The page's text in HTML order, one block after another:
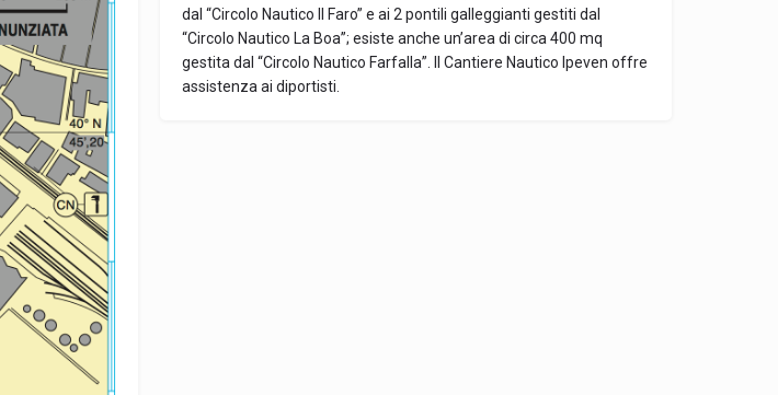
dal “Circolo Nautico Il Faro” e ai 2 pontili galleggianti gestiti dal
“Circolo Nautico La Boa”; esiste anche un’area di circa 400 mq
gestita dal “Circolo Nautico Farfalla”. Il Cantiere Nautico Ipeven offre
assistenza ai diportisti.